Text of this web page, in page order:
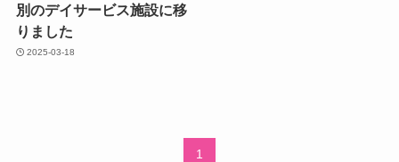
別のデイサービス施設に移
りました
2025-03-18
1